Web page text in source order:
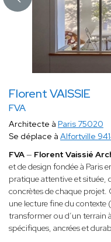
Florent VAISSIE
FVA
Architecte à Paris 75020
Se déplace à Alfortville
FVA— Florent Vaissié
et de design fondée à Paris
pratique attentive et située,
concrètes de chaque
une lecture fine du contexte
transformer ou d’un terrain
spécifiques, ancrées et